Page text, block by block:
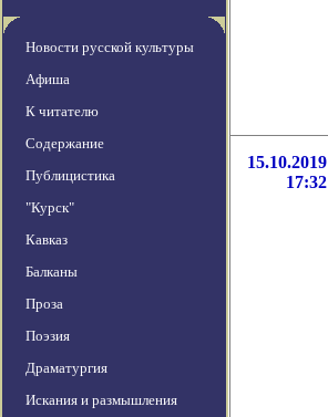
Новости русской культуры
Афиша
К читателю
Содержание
Публицистика
"Курск"
Кавказ
Балканы
Проза
Поэзия
Драматургия
Искания и размышления
15.10.2019
17:32